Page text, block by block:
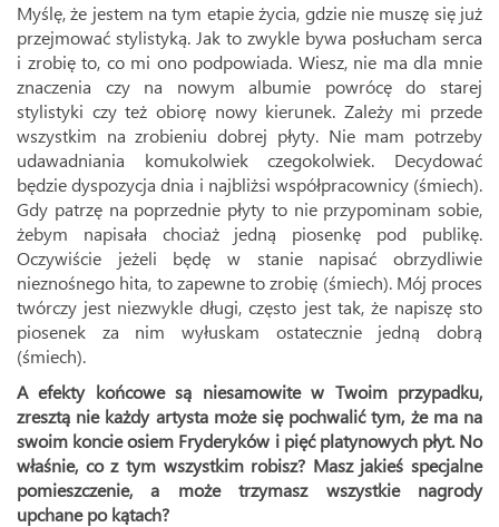
Myślę, że jestem na tym etapie życia, gdzie nie muszę się już
przejmować stylistyką. Jak to zwykle bywa posłucham serca
i zrobię to, co mi ono podpowiada. Wiesz, nie ma dla mnie
znaczenia czy na nowym albumie powrócę do starej
stylistyki czy też obiorę nowy kierunek. Zależy mi przede
wszystkim na zrobieniu dobrej płyty. Nie mam potrzeby
udawadniania komukolwiek czegokolwiek. Decydować
będzie dyspozycja dnia i najbliżsi współpracownicy (śmiech).
Gdy patrzę na poprzednie płyty to nie przypominam sobie,
żebym napisała chociaż jedną piosenkę pod publikę.
Oczywiście jeżeli będę w stanie napisać obrzydliwie
nieznośnego hita, to zapewne to zrobię (śmiech). Mój proces
twórczy jest niezwykle długi, często jest tak, że napiszę sto
piosenek za nim wyłuskam ostatecznie jedną dobrą
(śmiech).
A efekty końcowe są niesamowite w Twoim przypadku,
zresztą nie każdy artysta może się pochwalić tym, że ma na
swoim koncie osiem Fryderyków i pięć platynowych płyt. No
właśnie, co z tym wszystkim robisz? Masz jakieś specjalne
pomieszczenie, a może trzymasz wszystkie nagrody
upchane po kątach?